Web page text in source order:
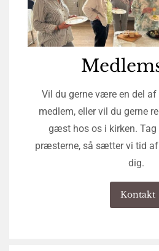
Vil du gerne være en del
medlem, eller vil du gerne
gæst hos os i kirken.
præsterne, så sætter vi tid
dig.
Kontakt